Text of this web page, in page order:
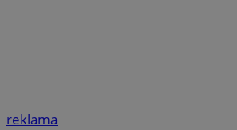
reklama